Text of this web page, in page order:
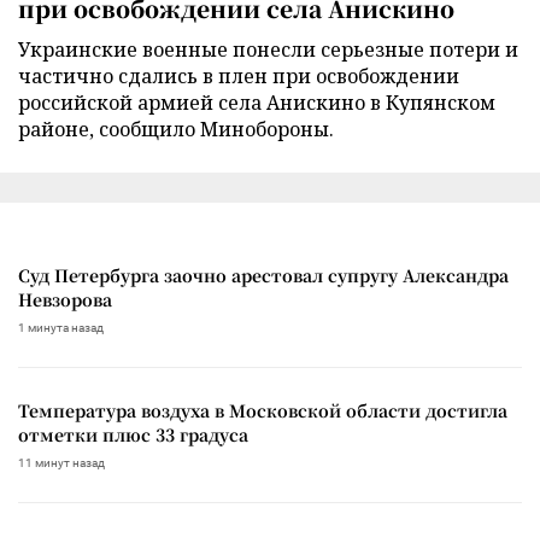
при освобождении села Анискино
Украинские военные понесли серьезные потери и
частично сдались в плен при освобождении
российской армией села Анискино в Купянском
районе, сообщило Минобороны.
Суд Петербурга заочно арестовал супругу Александра
Невзорова
1 минута назад
Температура воздуха в Московской области достигла
отметки плюс 33 градуса
11 минут назад